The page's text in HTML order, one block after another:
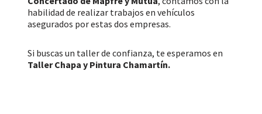
habilidad de realizar trabajos en vehículos
asegurados por estas dos empresas.
Si buscas un taller de confianza, te esperamos en
Taller Chapa y Pintura Chamartín.